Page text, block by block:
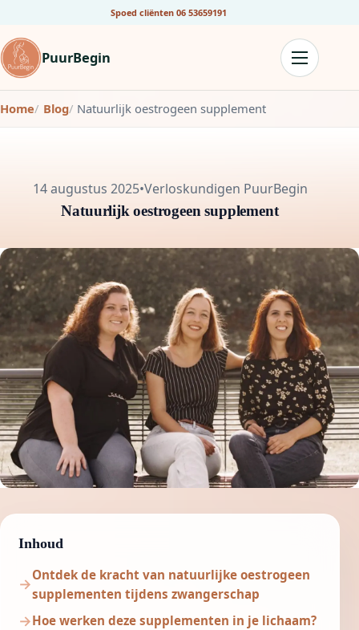
Spoed cliënten 06 53659191
PuurBegin
Home Blog Natuurlijk oestrogeen supplement
14 augustus 2025•Verloskundigen PuurBegin
Natuurlijk oestrogeen supplement
Inhoud
Ontdek de kracht van natuurlijke oestrogeen
supplementen tijdens zwangerschap
Hoe werken deze supplementen in je lichaam?